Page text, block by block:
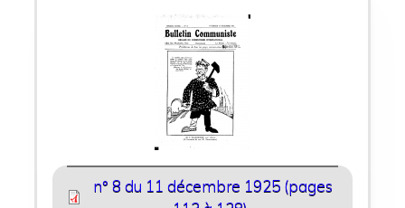
n° 8 du 11 décembre 1925 (pages